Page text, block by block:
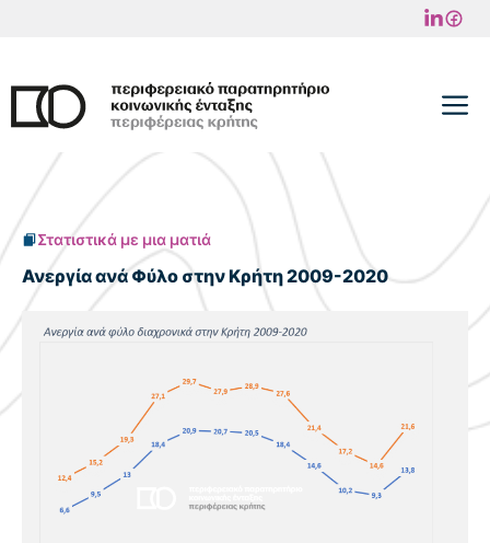
περιεχόμενο
Στατιστικά με μια ματιά
Ανεργία ανά Φύλο στην Κρήτη 2009-2020